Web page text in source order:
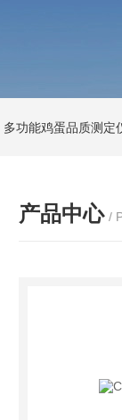
多功能鸡蛋品质测定
产品中心 /